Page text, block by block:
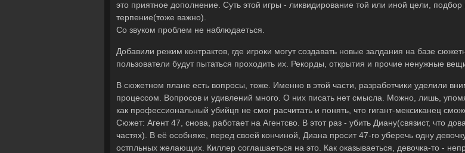
это приятное дополнение. Суть этой игры - ликвидирование той или иной цели,
терпение(тоже важно).
Со звуком проблем не наблюдаеться.
Добавили режим контрактов, где игроки могут создавать новые залдания на базе
пользователи будут пытаться проходить их. Рекорды, открытия и прочие ненужные
В сюжетном плане есть вопросы, тоже. Именно в этой части, разработчики уделили
процессом. Вопросов и удивлений много. О них писать нет смысла. Можно, лишь,
как профессиональный убийцп не смог расчитать и понять, что гигант-мексиканец
Сюжет: Агент 47, снова, работает на Агентсво. В этот раз - убить Диану(связист, что
частях). В её особняке, перед своей кончиной, Диана просит 47-го уберечь одну
остпльных желающих. Киллер соглашаеться на это. Как оказываеться, девочка-то -